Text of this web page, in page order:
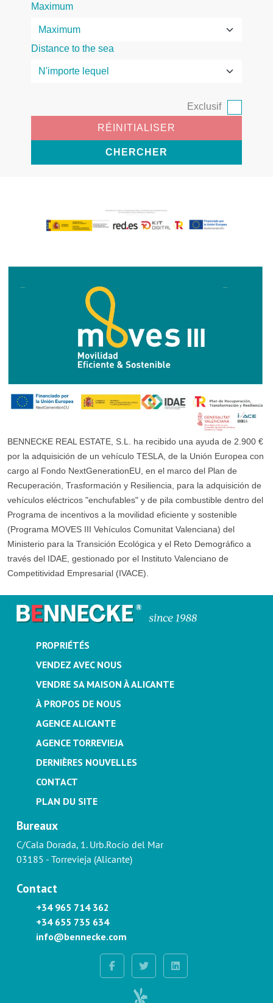
Maximum
Distance to the sea
Exclusif
RÉINITIALISER
CHERCHER
BENNECKE REAL ESTATE, S.L. ha recibido una ayuda de 2.900 €
por la adquisición de un vehículo TESLA, de la Unión Europea con
cargo al Fondo NextGenerationEU, en el marco del Plan de
Recuperación, Trasformación y Resiliencia, para la adquisición de
vehículos eléctricos "enchufables" y de pila combustible dentro del
Programa de incentivos a la movilidad eficiente y sostenible
(Programa MOVES III Vehículos Comunitat Valenciana) del
Ministerio para la Transición Ecológica y el Reto Demográfico a
través del IDAE, gestionado por el Instituto Valenciano de
Competitividad Empresarial (IVACE).
PROPRIÉTÉS
VENDEZ AVEC NOUS
VENDRE SA MAISON À ALICANTE
À PROPOS DE NOUS
AGENCE ALICANTE
AGENCE TORREVIEJA
DERNIÈRES NOUVELLES
CONTACT
PLAN DU SITE
Bureaux
C/Cala Dorada, 1. Urb.Rocío del Mar
03185 - Torrevieja (Alicante)
Contact
+34 965 714 362
+34 655 735 634
info@bennecke.com